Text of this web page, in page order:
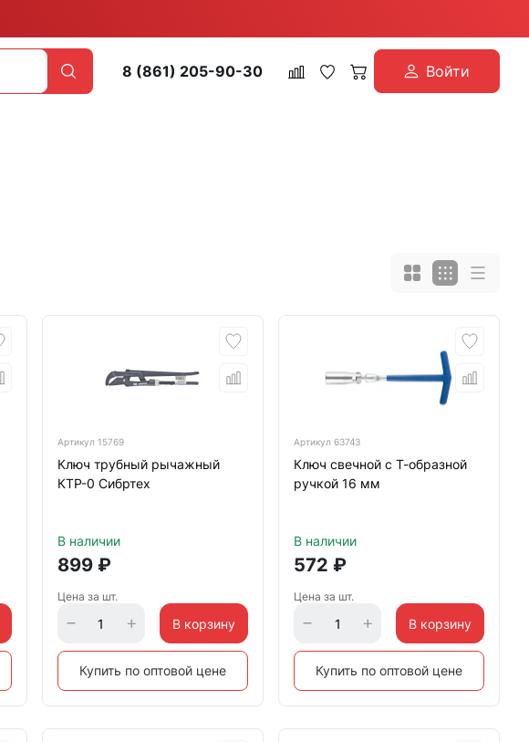
8 (861) 205-90-30 Войти
Артикул 15769
Ключ трубный рычажный
КТР-0 Сибртех
В наличии
899₽
Цена за шт.
В корзину
Купить по оптовой цене
Артикул 63743
Ключ свечной с Т-образной
ручкой 16 мм
В наличии
572 ₽
Цена за шт.
В корзину
Купить по оптовой цене